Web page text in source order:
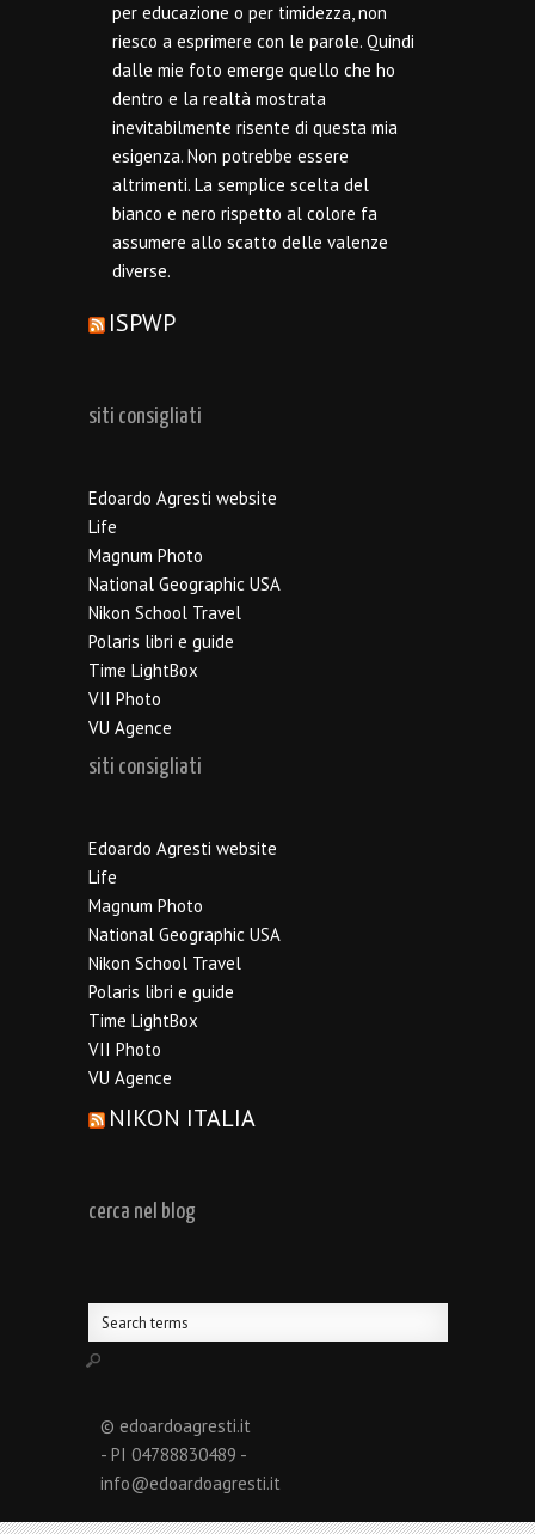
per educazione o per timidezza, non
riesco a esprimere con le parole. Quindi
dalle mie foto emerge quello che ho
dentro e la realtà mostrata
inevitabilmente risente di questa mia
esigenza. Non potrebbe essere
altrimenti. La semplice scelta del
bianco e nero rispetto al colore fa
assumere allo scatto delle valenze
diverse.
ISPWP
siti consigliati
Edoardo Agresti website
Life
Magnum Photo
National Geographic USA
Nikon School Travel
Polaris libri e guide
Time LightBox
VII Photo
VU Agence
siti consigliati
Edoardo Agresti website
Life
Magnum Photo
National Geographic USA
Nikon School Travel
Polaris libri e guide
Time LightBox
VII Photo
VU Agence
NIKON ITALIA
cerca nel blog
© edoardoagresti.it
- PI 04788830489 -
info@edoardoagresti.it